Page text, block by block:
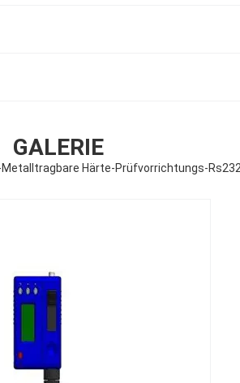
GALERIE
Härte-Prüfvorrichtungs-